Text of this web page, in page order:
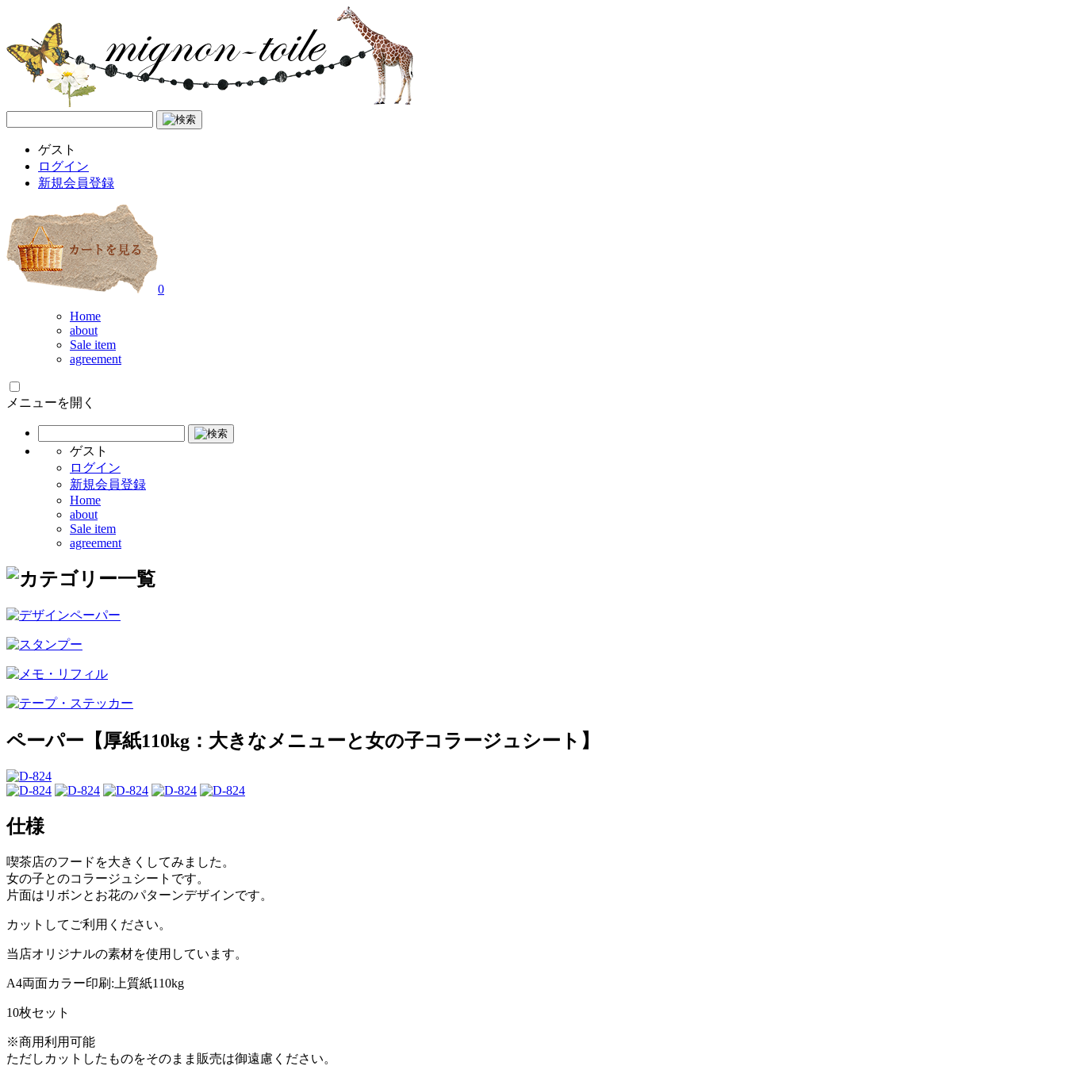
ゲスト
ログイン
新規会員登録
0
Home
about
Sale item
agreement
メニューを開く
ゲスト
ログイン
新規会員登録
Home
about
Sale item
agreement
ペーパー【厚紙110kg：大きなメニューと女の子コラージュシート】
仕様
喫茶店のフードを大きくしてみました。
女の子とのコラージュシートです。
片面はリボンとお花のパターンデザインです。
カットしてご利用ください。
当店オリジナルの素材を使用しています。
A4両面カラー印刷:上質紙110kg
10枚セット
※商用利用可能
ただしカットしたものをそのまま販売は御遠慮ください。